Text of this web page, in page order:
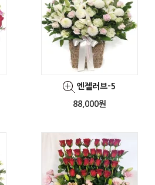
엔젤러브-5
88,000원